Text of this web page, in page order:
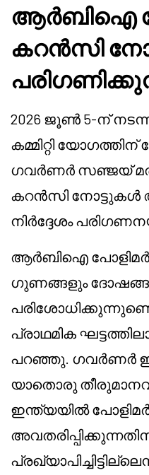
ആർബിഐ
കറൻസി
2026 ജൂൺ 5-ന് നടന്ന
കമ്മിറ്റി
ഗവർണർ സഞ്ജയ്
കറൻസി നോട്ടുകൾ
നിർദ്ദേശം
ആർബിഐ പോളിമർ
ഗുണങ്ങളും
പ്രാഥമിക
പറഞ്ഞു. ഗവർണർ
യാതൊരു
ഇന്ത്യയിൽ